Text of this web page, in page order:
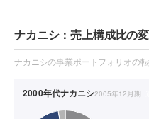
ナカニシ：売上構成比の
ナカニシの事業ポートフォリオの
2000年代ナカニシ2005年12月期